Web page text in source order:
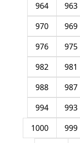
963
964
969
970
975
976
981
982
987
988
993
994
999
1000